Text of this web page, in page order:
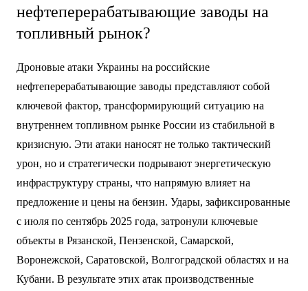
нефтеперерабатывающие заводы на
топливный рынок?
Дроновые атаки Украины на российские
нефтеперерабатывающие заводы представляют собой
ключевой фактор, трансформирующий ситуацию на
внутреннем топливном рынке России из стабильной в
кризисную. Эти атаки наносят не только тактический
урон, но и стратегически подрывают энергетическую
инфраструктуру страны, что напрямую влияет на
предложение и цены на бензин. Удары, зафиксированные
с июля по сентябрь 2025 года, затронули ключевые
объекты в Рязанской, Пензенской, Самарской,
Воронежской, Саратовской, Волгоградской областях и на
Кубани. В результате этих атак производственные